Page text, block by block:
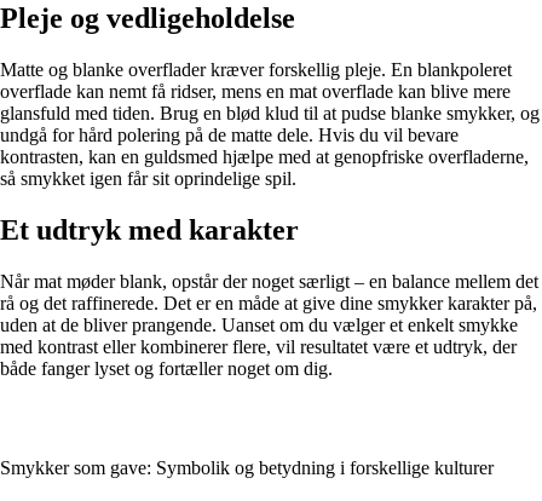
Pleje og vedligeholdelse
Matte og blanke overflader kræver forskellig pleje. En blankpoleret
overflade kan nemt få ridser, mens en mat overflade kan blive mere
glansfuld med tiden. Brug en blød klud til at pudse blanke smykker, og
undgå for hård polering på de matte dele. Hvis du vil bevare
kontrasten, kan en guldsmed hjælpe med at genopfriske overfladerne,
så smykket igen får sit oprindelige spil.
Et udtryk med karakter
Når mat møder blank, opstår der noget særligt – en balance mellem det
rå og det raffinerede. Det er en måde at give dine smykker karakter på,
uden at de bliver prangende. Uanset om du vælger et enkelt smykke
med kontrast eller kombinerer flere, vil resultatet være et udtryk, der
både fanger lyset og fortæller noget om dig.
Smykker som gave: Symbolik og betydning i forskellige kulturer